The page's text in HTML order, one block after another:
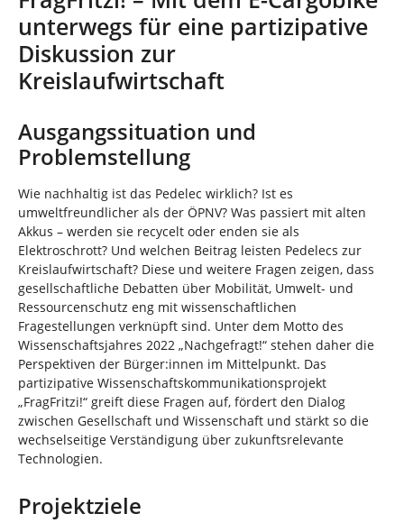
n
d
i
e
unterwegs für eine partizipative
Diskussion zur
Kreislaufwirtschaft
Ausgangssituation und
Problemstellung
Wie nachhaltig ist das Pedelec wirklich? Ist es
umweltfreundlicher als der ÖPNV? Was passiert mit alten
Akkus – werden sie recycelt oder enden sie als
Elektroschrott? Und welchen Beitrag leisten Pedelecs zur
Kreislaufwirtschaft? Diese und weitere Fragen zeigen, dass
gesellschaftliche Debatten über Mobilität, Umwelt- und
Ressourcenschutz eng mit wissenschaftlichen
Fragestellungen verknüpft sind. Unter dem Motto des
Wissenschaftsjahres 2022 „Nachgefragt!“ stehen daher die
Perspektiven der Bürger:innen im Mittelpunkt. Das
partizipative Wissenschaftskommunikationsprojekt
„FragFritzi!“ greift diese Fragen auf, fördert den Dialog
zwischen Gesellschaft und Wissenschaft und stärkt so die
wechselseitige Verständigung über zukunftsrelevante
Technologien.
Projektziele